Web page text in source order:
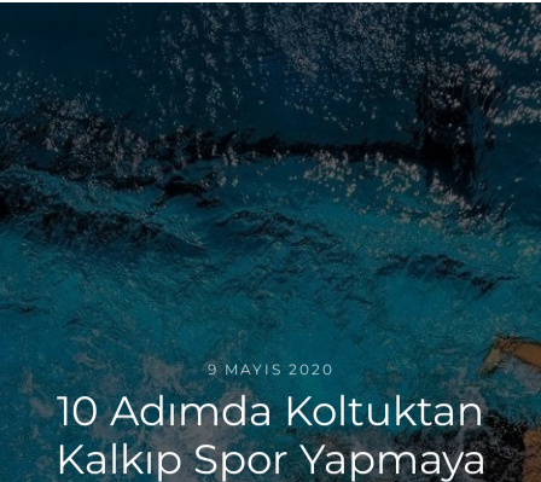
9 MAYIS 2020
10 Adımda Koltuktan
Kalkıp Spor Yapmaya